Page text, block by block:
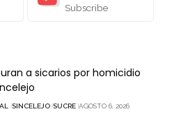
Subscribe
a sicarios por homicidio
SINCELEJO SUCRE AGOSTO 6, 2026